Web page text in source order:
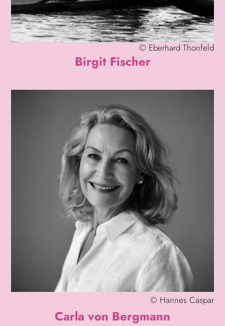
© Eberhard Thonfeld
Birgit Fischer
© Hannes Caspar
Carla von Bergmann